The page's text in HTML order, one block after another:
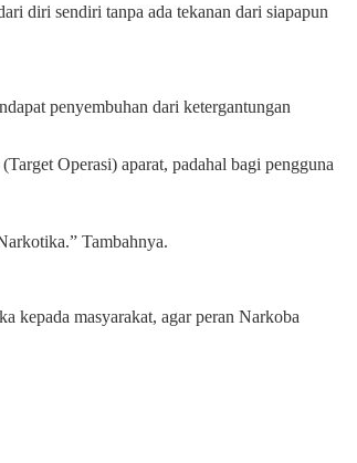
diri sendiri tanpa ada tekanan dari siapapun
penyembuhan dari ketergantungan
Operasi) aparat, padahal bagi pengguna
Tambahnya.
kepada masyarakat, agar peran Narkoba